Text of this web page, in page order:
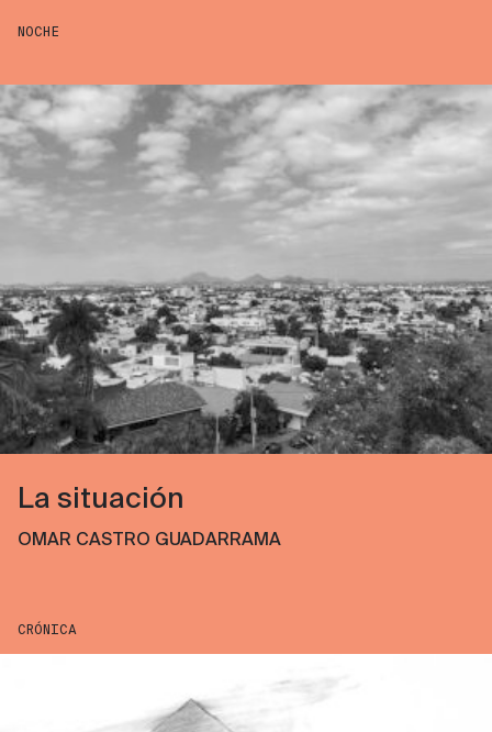
NOCHE
La situación
OMAR CASTRO GUADARRAMA
CRÓNICA